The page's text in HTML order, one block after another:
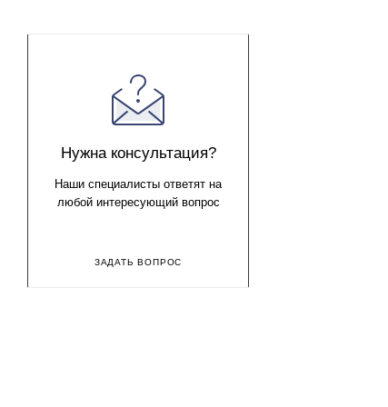
могущественное животное, поэтому он разрушает
Нужна консультация?
Наши специалисты ответят на
любой интересующий вопрос
ЗАДАТЬ ВОПРОС